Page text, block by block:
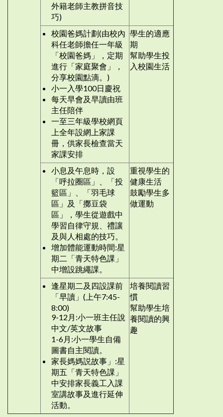
外籍老師主教拼音技
巧)
校園爸媽計劃(由校內
科任老師擔任一年級
「校園爸媽」，定期
進行「家庭聚會」，
分享校園點滴。)
小一入學100日慶祝
每天早會及早讀由班
主任陪伴
一至三年級學校網頁
上全年設網上家課
冊，供家長檢查當天
家課安排
學生的適應
期
幫助學生投
入校園生活
小息及午息時，設
「呼拉圈區」、「投
籃區」、「羽毛球
區」及「擲豆袋
區」，學生從遊戲中
學習自律守規、禮讓
及與人相處的技巧。
增加體能運動時間:星
期二「青天特色課」
中增設跳繩課。
重視學生的
健康生活
鼓勵學生多
做運動
逢星期二及四設課前
「早讀」(上午7:45-
8:00)
9-12月:小一班主任說
中文/英文故事
1-6月:小一學生自備
圖書自主閱讀。
家長媽媽説故事」:星
期五「青天特色課」
中安排家長義工入課
室講故事及進行延伸
活動。
培養閱讀習
慣
幫助學生培
養閱讀的興
趣